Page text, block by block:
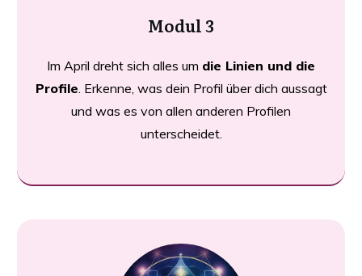
Modul 3
Im April dreht sich alles um die Linien und die
Profile. Erkenne, was dein Profil über dich aussagt
und was es von allen anderen Profilen
unterscheidet.